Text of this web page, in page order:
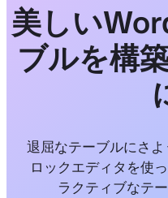
美しい
ブルを構
退屈なテーブルにさ
ロックエディタを使
ラクティブなテ